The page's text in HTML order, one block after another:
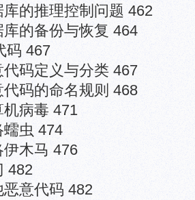
库的推理控制问题 462
的备份与恢复 464
码 467
码定义与分类 467
码的命名规则 468
病毒 471
虫 474
木马 476
482
意代码 482